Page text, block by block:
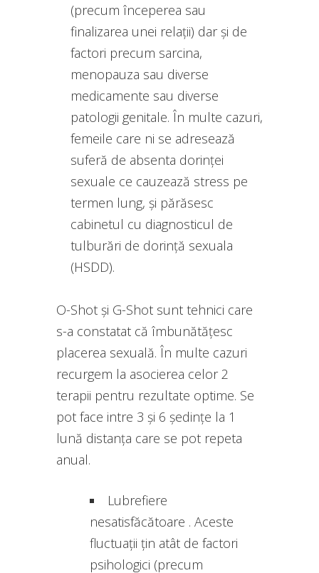
(precum începerea sau
finalizarea unei relații) dar și de
factori precum sarcina,
menopauza sau diverse
medicamente sau diverse
patologii genitale. În multe cazuri,
femeile care ni se adresează
suferă de absenta dorinței
sexuale ce cauzează stress pe
termen lung, și părăsesc
cabinetul cu diagnosticul de
tulburări de dorință sexuala
(HSDD).
O-Shot și G-Shot sunt tehnici care
s-a constatat că îmbunătățesc
placerea sexuală. În multe cazuri
recurgem la asocierea celor 2
terapii pentru rezultate optime. Se
pot face intre 3 și 6 ședințe la 1
lună distanța care se pot repeta
anual.
Lubrefiere
nesatisfăcătoare . Aceste
fluctuații țin atât de factori
psihologici (precum